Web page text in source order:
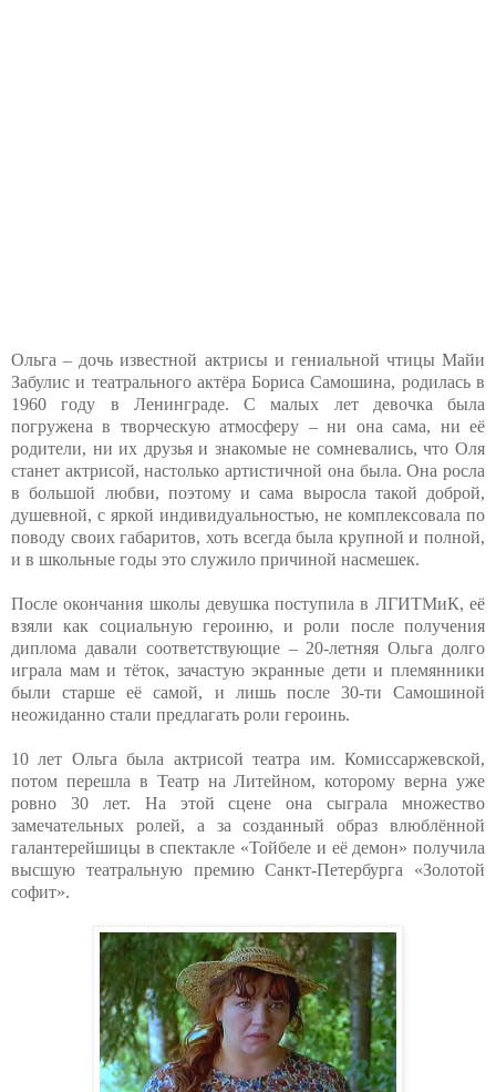
Ольга – дочь известной актрисы и гениальной чтицы Майи
Забулис и театрального актёра Бориса Самошина, родилась в
1960 году в Ленинграде. С малых лет девочка была
погружена в творческую атмосферу – ни она сама, ни её
родители, ни их друзья и знакомые не сомневались, что Оля
станет актрисой, настолько артистичной она была. Она росла
в большой любви, поэтому и сама выросла такой доброй,
душевной, с яркой индивидуальностью, не комплексовала по
поводу своих габаритов, хоть всегда была крупной и полной,
и в школьные годы это служило причиной насмешек.
После окончания школы девушка поступила в ЛГИТМиК, её
взяли как социальную героиню, и роли после получения
диплома давали соответствующие – 20-летняя Ольга долго
играла мам и тёток, зачастую экранные дети и племянники
были старше её самой, и лишь после 30-ти Самошиной
неожиданно стали предлагать роли героинь.
10 лет Ольга была актрисой театра им. Комиссаржевской,
потом перешла в Театр на Литейном, которому верна уже
ровно 30 лет. На этой сцене она сыграла множество
замечательных ролей, а за созданный образ влюблённой
галантерейшицы в спектакле «Тойбеле и её демон» получила
высшую театральную премию Санкт-Петербурга «Золотой
софит».